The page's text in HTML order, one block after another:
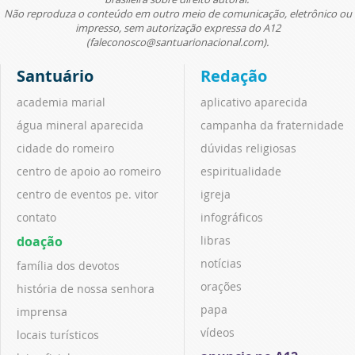
Não reproduza o conteúdo em outro meio de comunicação, eletrônico ou
impresso, sem autorização expressa do A12
(faleconosco@santuarionacional.com).
Santuário
academia marial
água mineral aparecida
cidade do romeiro
centro de apoio ao romeiro
centro de eventos pe. vitor
contato
doação
família dos devotos
história de nossa senhora
imprensa
locais turísticos
Redação
aplicativo aparecida
campanha da fraternidade
dúvidas religiosas
espiritualidade
igreja
infográficos
libras
notícias
orações
papa
vídeos